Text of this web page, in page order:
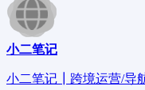
小二笔记
小二笔记┃跨境运营/导